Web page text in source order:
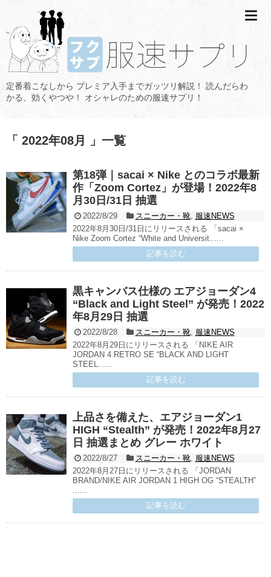
定番着こなしから プレミア入手までガッツリ解説！ 読んだらわ
かる、効くやつや！ オシャレのための服速サプリ！
「 2022年08月 」一覧
第18弾｜sacai × Nike とのコラボ最新
作「Zoom Cortez」が登場！2022年8
月30日/31日 抽選
2022/8/29 スニーカー・靴, 服速NEWS
2022年8月30日/31日にリリースされる 「sacai ×
Nike Zoom Cortez “White and Universit......
記事を読む
黒キャンバス仕様の エアジョーダン4
“Black and Light Steel” が発売！2022
年8月29日 抽選
2022/8/28 スニーカー・靴, 服速NEWS
2022年8月29日にリリースされる 「NIKE AIR
JORDAN 4 RETRO SE “BLACK AND LIGHT
STEEL......
記事を読む
上品さを備えた、エアジョーダン1
HIGH “Stealth” が発売！2022年8月27
日 抽選まとめ グレー ホワイト
2022/8/27 スニーカー・靴, 服速NEWS
2022年8月27日にリリースされる 「JORDAN
BRAND/NIKE AIR JORDAN 1 HIGH OG “STEALTH”
記事を読む